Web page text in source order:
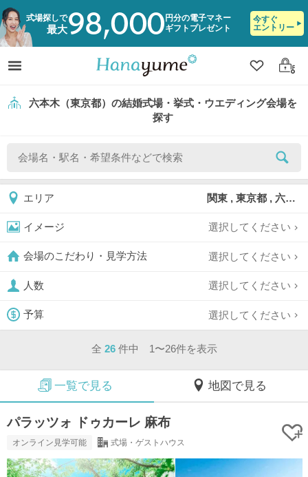
式場探しで
最大98,000 円分の電子マネー
ギフトプレゼント
今すぐ
エントリー
クリップ
ログ
六本木（東京都）の結婚式場・挙式・ウエディング会場を
探す
エリア 関東 , 東京都 , 六本木
イメージ 選択してください
会場のこだわり・見学方法 選択してください
人数 選択してください
予算 選択してください
全 26 件中 1〜26件を表示
一覧で見る 地図で見る
パラッツォ ドゥカーレ 麻布
オンライン見学可能 式場・ゲストハウス